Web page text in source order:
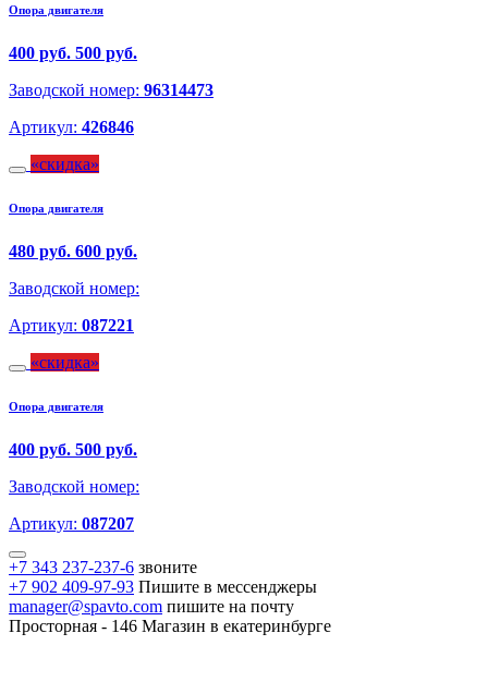
Опора двигателя
400 руб. 500 руб.
Заводской номер: 96314473
Артикул: 426846
скидка
Опора двигателя
480 руб. 600 руб.
Заводской номер:
Артикул: 087221
скидка
Опора двигателя
400 руб. 500 руб.
Заводской номер:
Артикул: 087207
+7 343 237-237-6 звоните
+7 902 409-97-93 Пишите в мессенджеры
manager@spavto.com пишите на почту
Просторная - 146 Магазин в екатеринбурге